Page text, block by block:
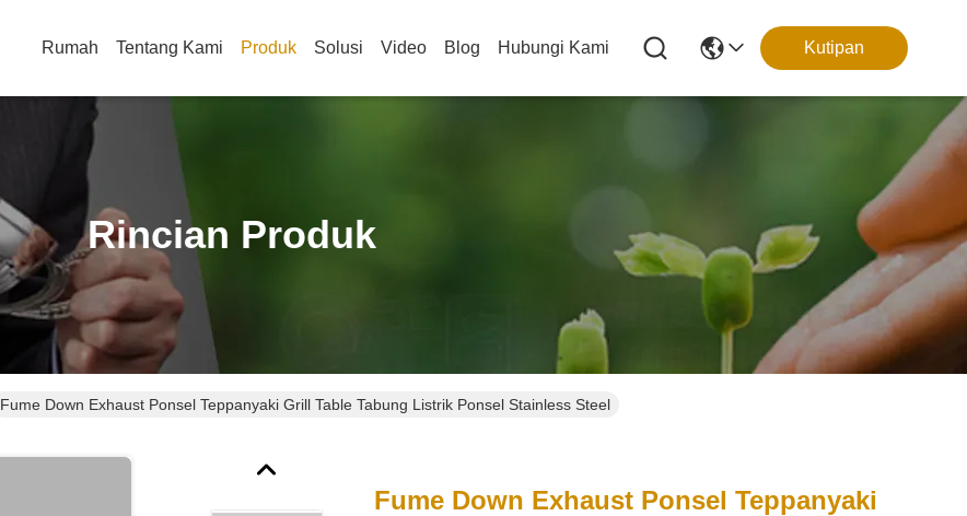
Rumah Tentang Kami Produk Solusi Video Blog Hubungi Kami Kutipan
Rincian Produk
Fume Down Exhaust Ponsel Teppanyaki Grill Table Tabung Listrik Ponsel Stainless Steel
Fume Down Exhaust Ponsel Teppanyaki